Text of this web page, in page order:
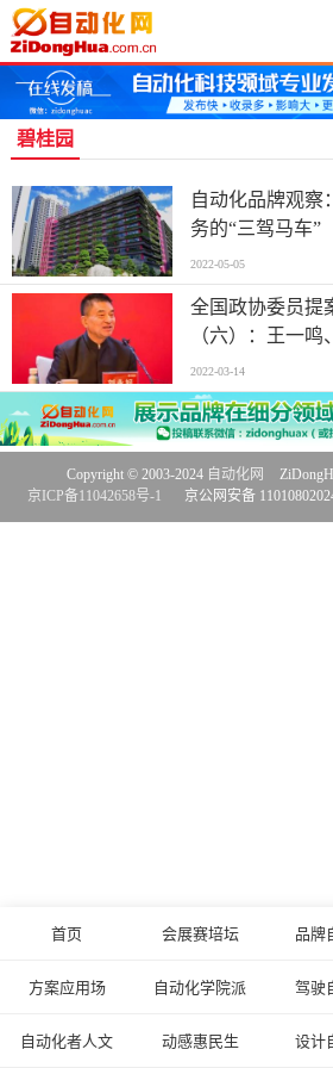
碧桂园
自动化品牌观察
务的“三驾马车”
2022-05-05
全国政协委员提
（六）：王一
2022-03-14
首页 会展赛培坛 品牌
方案应用场 自动化学院派 驾驶
自动化者人文 动感惠民生 设计
Copyright © 2003-2024 自动化网
京ICP备11042658号-1
京公网安备